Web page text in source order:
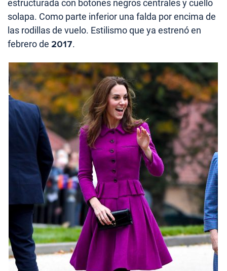
estructurada con botones negros centrales y cuello
solapa. Como parte inferior una falda por encima de
las rodillas de vuelo. Estilismo que ya estrenó en
febrero de 2017.